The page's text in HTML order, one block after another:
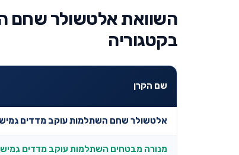
השוואת אלטשולר שחם
בקטגוריה
שם הקרן
אלטשולר שחם השתלמות עוקב מדדים גמיש
מנורה מבטחים השתלמות עוקב מדדים גמיש